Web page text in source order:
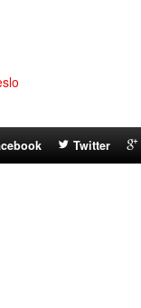
Twitter